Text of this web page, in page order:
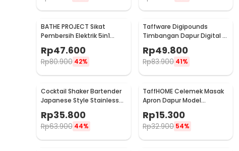
BATHE PROJECT Sikat
Pembersih Elektrik 5in1
Magic Brush Rechargeable
- WQ8110
Rp47.600
Rp80.900 42%
Taffware Digipounds
Timbangan Dapur Digital 6
Satuan 1kg 0.1g - i2000
Rp49.800
Rp83.900 41%
Cocktail Shaker Bartender
Japanese Style Stainless
Steel 200ml
Rp35.800
Rp63.900 44%
TaffHOME Celemek Masak
Apron Dapur Model
Kantong Pola Spatula -
JJ41
Rp15.300
Rp32.900 54%